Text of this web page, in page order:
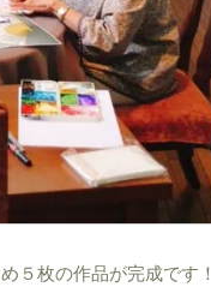
５枚の作品が完成です！